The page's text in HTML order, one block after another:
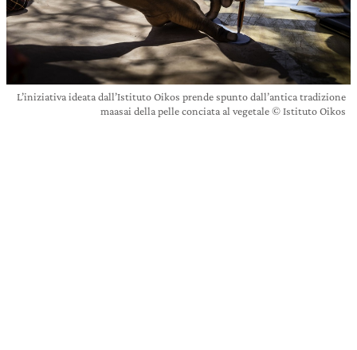
L’iniziativa ideata dall’Istituto Oikos prende spunto dall’antica tradizione
maasai della pelle conciata al vegetale © Istituto Oikos